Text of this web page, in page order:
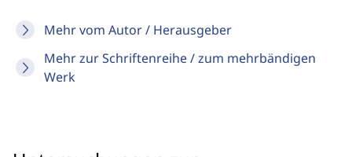
Mehr vom Autor / Herausgeber
Mehr zur Schriftenreihe / zum mehrbändigen
Werk